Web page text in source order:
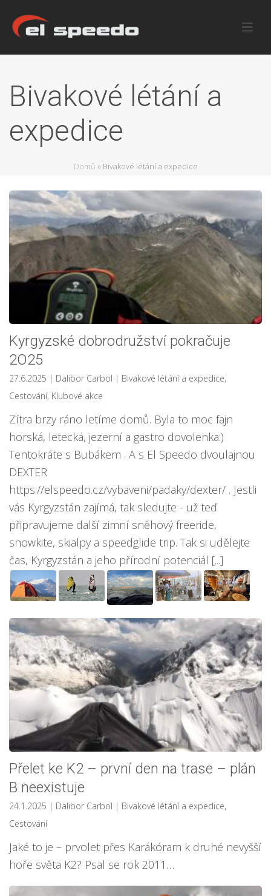
Bivakové létání a
expedice
Domů » Bivakové létání a expedice
Kyrgyzské dobrodružství pokračuje
2O25
27.6.2025 | Dalibor Carbol | Bivakové létání a expedice,
Cestování, Klubové akce
Zítra brzy ráno letíme domů. Byla to moc fajn
horská, letecká, jezerní a gastro dovolenka:)
Tentokráte s Bubákem . A s El Speedo dvoulajnou
DEXTER
https://elspeedo.cz/vybaveni/padaky/dexter/ . Jestli
vás Kyrgyzstán zajímá, tak sledujte - už teď
připravujeme další zimní sněhový freeride,
snowkite, skialpy a speedglide trip. Tak si udělejte
čas, Kyrgyzstán a jeho přírodní potenciál [...]
Přelet ke K2 – první den na trase – plán
B neexistuje
24.1.2025 | Dalibor Carbol | Bivakové létání a expedice,
Cestování
Jaké to je – prvolet přes Karákóram k druhé nevyšší
hoře světa K2? Psal se rok 2011…